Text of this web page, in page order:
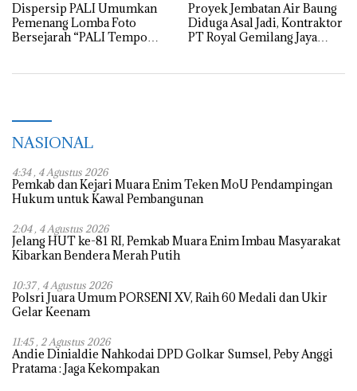
Dispersip PALI Umumkan
Pemenang Lomba Foto
Bersejarah “PALI Tempo
Proyek Jembatan Air Baung
Diduga Asal Jadi, Kontraktor
PT Royal Gemilang Jaya
NASIONAL
4:34 , 4 Agustus 2026
Pemkab dan Kejari Muara Enim Teken MoU Pendampingan
Hukum untuk Kawal Pembangunan
2:04 , 4 Agustus 2026
Jelang HUT ke-81 RI, Pemkab Muara Enim Imbau Masyarakat
Kibarkan Bendera Merah Putih
10:37 , 4 Agustus 2026
Polsri Juara Umum PORSENI XV, Raih 60 Medali dan Ukir
Gelar Keenam
11:45 , 2 Agustus 2026
Andie Dinialdie Nahkodai DPD Golkar Sumsel, Peby Anggi
Pratama : Jaga Kekompakan